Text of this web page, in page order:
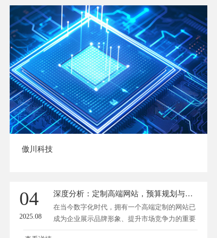
傲川科技
04
2025.08
深度分析：定制高端网站，预算规划与成本控制全指南
在当今数字化时代，拥有一个高端定制的网站已
成为企业展示品牌形象、提升市场竞争力的重要
手段。然而，许多企业在定制网站时常常面临预